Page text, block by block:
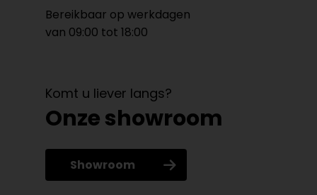
Bereikbaar op werkdagen
van 09:00 tot 18:00
Komt u liever langs?
Onze showroom
Showroom